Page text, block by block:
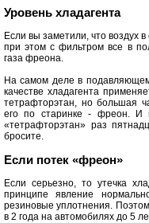
Уровень хладагента
Если вы заметили, что воздух
при этом с фильтром все в
газа фреона.
На самом деле в
качестве хладагента
тетрафторэтан, но большая
его по старинке - фреон. И
«тетрафторэтан» раз
бросите.
Если потек «фреон»
Если серьезно, то утечка
принципе явление
резиновые уплотнения.
в 2 года на автомобилях до 5